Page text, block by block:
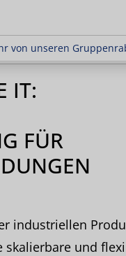
von unseren
von unseren
IT:
FÜR
industriellen
skalierbare und